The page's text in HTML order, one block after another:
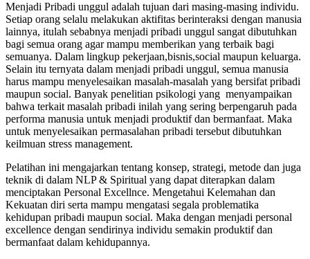
Menjadi Pribadi unggul adalah tujuan dari masing-masing individu.
Setiap orang selalu melakukan aktifitas berinteraksi dengan manusia
lainnya, itulah sebabnya menjadi pribadi unggul sangat dibutuhkan
bagi semua orang agar mampu memberikan yang terbaik bagi
semuanya. Dalam lingkup pekerjaan,bisnis,social maupun keluarga.
Selain itu ternyata dalam menjadi pribadi unggul, semua manusia
harus mampu menyelesaikan masalah-masalah yang bersifat pribadi
maupun social. Banyak penelitian psikologi yang menyampaikan
bahwa terkait masalah pribadi inilah yang sering berpengaruh pada
performa manusia untuk menjadi produktif dan bermanfaat. Maka
untuk menyelesaikan permasalahan pribadi tersebut dibutuhkan
keilmuan stress management.
Pelatihan ini mengajarkan tentang konsep, strategi, metode dan juga
teknik di dalam NLP & Spiritual yang dapat diterapkan dalam
menciptakan Personal Excellnce. Mengetahui Kelemahan dan
Kekuatan diri serta mampu mengatasi segala problematika
kehidupan pribadi maupun social. Maka dengan menjadi personal
excellence dengan sendirinya individu semakin produktif dan
bermanfaat dalam kehidupannya.